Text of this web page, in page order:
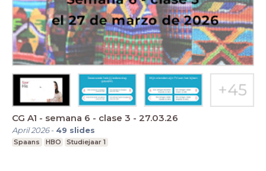
CG A1 - semana 6 - clase 3 - 27.03.26
April 2026- 49 slides
Spaans HBO Studiejaar 1